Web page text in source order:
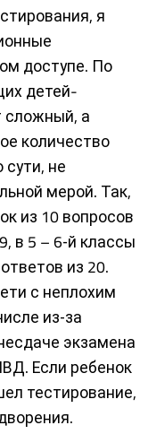
я
доступе. По
детей-
сложный, а
количество
не
мерой. Так,
из 10 вопросов
в 5 – 6‑й классы
из 20.
с неплохим
из‑за
экзамена
Если ребенок
тестирование,